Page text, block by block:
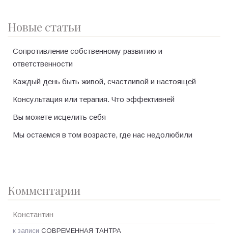
Новые статьи
Сопротивление собственному развитию и
ответственности
Каждый день быть живой, счастливой и настоящей
Консультация или терапия. Что эффективней
Вы можете исцелить себя
Мы остаемся в том возрасте, где нас недолюбили
Комментарии
Константин
к записи СОВРЕМЕННАЯ ТАНТРА